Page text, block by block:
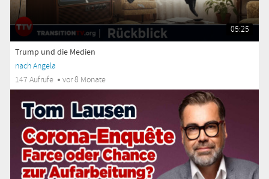
05:25
Trump und die Medien
nach Angela
147 Aufrufe
vor 8 Monate